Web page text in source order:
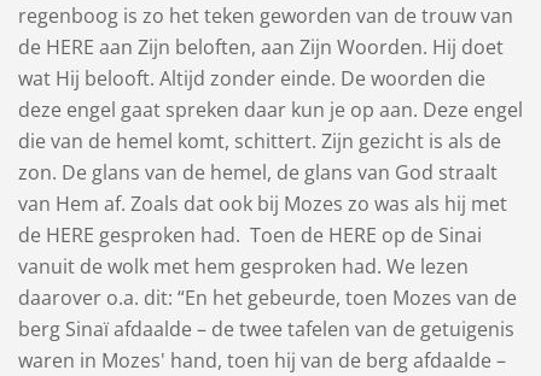
regenboog is zo het teken geworden van de trouw van
de HERE aan Zijn beloften, aan Zijn Woorden. Hij doet
wat Hij belooft. Altijd zonder einde. De woorden die
deze engel gaat spreken daar kun je op aan. Deze engel
die van de hemel komt, schittert. Zijn gezicht is als de
zon. De glans van de hemel, de glans van God straalt
van Hem af. Zoals dat ook bij Mozes zo was als hij met
de HERE gesproken had. Toen de HERE op de Sinai
vanuit de wolk met hem gesproken had. We lezen
daarover o.a. dit: “En het gebeurde, toen ​Mozes​ van de
berg Sinaï afdaalde – de twee tafelen van de getuigenis
waren in ​Mozes' hand, toen hij van de berg afdaalde –